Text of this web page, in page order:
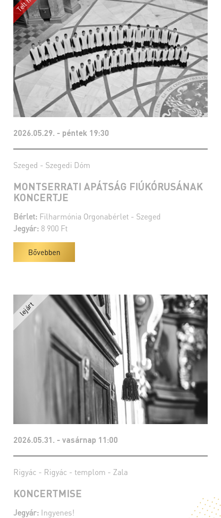
2026.05.29. - péntek 19:30
Szeged - Szegedi Dóm
MONTSERRATI APÁTSÁG FIÚKÓRUSÁNAK
KONCERTJE
Bérlet: Filharmónia Orgonabérlet - Szeged
Jegyár: 8 900 Ft
Bővebben
2026.05.31. - vasárnap 11:00
Rigyác - Rigyác - templom - Zala
KONCERTMISE
Jegyár: Ingyenes!